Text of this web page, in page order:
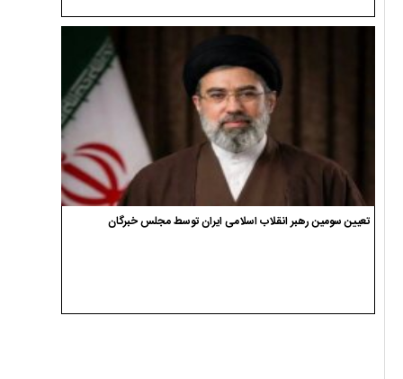
تعیین سومین رهبر انقلاب اسلامی ایران توسط مجلس خبرگان